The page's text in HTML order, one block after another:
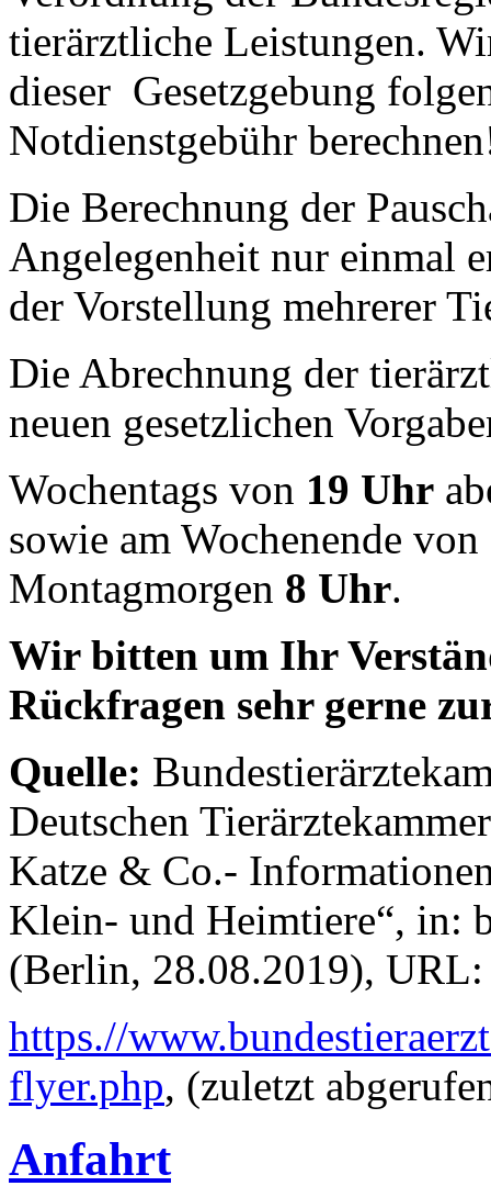
tierärztliche Leistungen.
dieser Gesetzgebung
Notdienstgebühr
Die Berechnung der
Angelegenheit nur einmal
der Vorstellung mehrerer
Die Abrechnung der
neuen gesetzlichen
Wochentags von 19 Uhr
sowie am Wochenende
Montagmorgen 8 Uhr.
Wir bitten um Ihr
Rückfragen sehr gerne
Quelle:
Deutschen
Katze & Co.-
Klein- und Heimtiere“, in:
(Berlin, 28.08.2019), URL:
https.//
flyer.php, (zuletzt
Anfahrt